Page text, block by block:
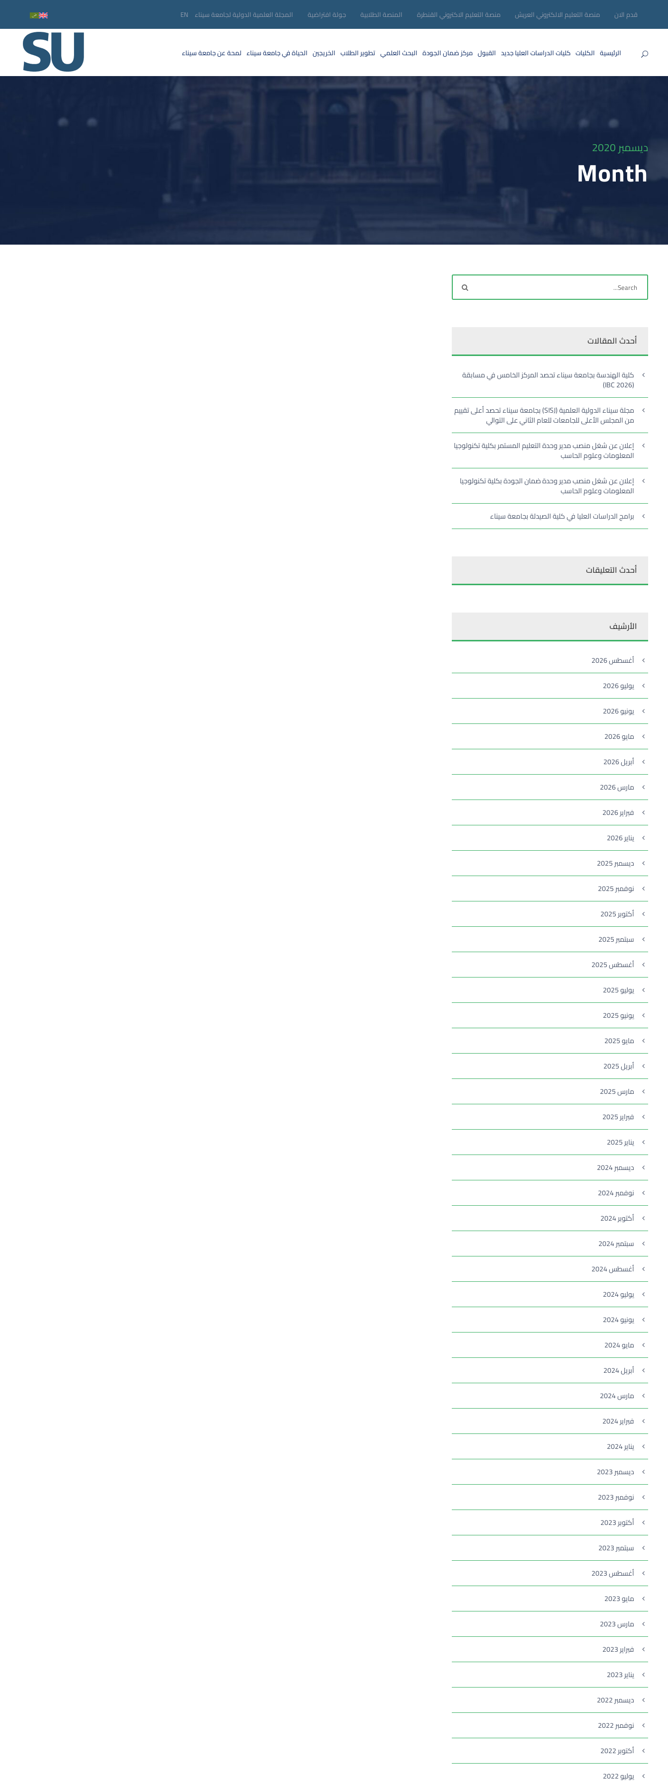
قدم الان منصة التعليم الالكتروني العريش منصة التعليم الاكتروني القنطرة المنصة الطلابية جولة افتراضية المجلة العلمية الدولية لجامعة سيناء EN
الرئيسية الكليات كليات الدراسات العلياجديد القبول مركز ضمان الجودة البحث العلمي تطوير الطلاب الخريجين الحياة في جامعة سيناء لمحة عن جامعة سيناء
ديسمبر 2020
Month
أحدث المقالات
كلية الهندسة بجامعة سيناء تحصد المركز الخامس في مسابقة
(IBC 2026)
مجلة سيناء الدولية العلمية (SISJ) بجامعة سيناء تحصد أعلى تقييم
من المجلس الأعلى للجامعات للعام الثاني على التوالي
إعلان عن شغل منصب مدير وحدة التعليم المستمر بكلية تكنولوجيا
المعلومات وعلوم الحاسب
إعلان عن شغل منصب مدير وحدة ضمان الجودة بكلية تكنولوجيا
المعلومات وعلوم الحاسب
برامج الدراسات العليا في كلية الصيدلة بجامعة سيناء
أحدث التعليقات
الأرشيف
أغسطس 2026
يوليو 2026
يونيو 2026
مايو 2026
أبريل 2026
مارس 2026
فبراير 2026
يناير 2026
ديسمبر 2025
نوفمبر 2025
أكتوبر 2025
سبتمبر 2025
أغسطس 2025
يوليو 2025
يونيو 2025
مايو 2025
أبريل 2025
مارس 2025
فبراير 2025
يناير 2025
ديسمبر 2024
نوفمبر 2024
أكتوبر 2024
سبتمبر 2024
أغسطس 2024
يوليو 2024
يونيو 2024
مايو 2024
أبريل 2024
مارس 2024
فبراير 2024
يناير 2024
ديسمبر 2023
نوفمبر 2023
أكتوبر 2023
سبتمبر 2023
أغسطس 2023
مايو 2023
مارس 2023
فبراير 2023
يناير 2023
ديسمبر 2022
نوفمبر 2022
أكتوبر 2022
يوليو 2022